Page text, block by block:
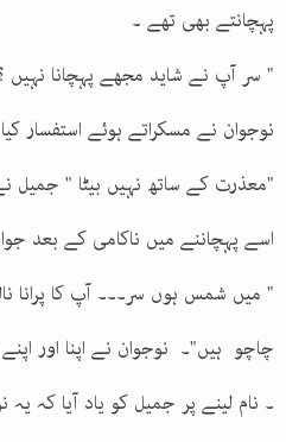
پہچانتے بھی تھے ۔
" سر آپ نے شاید مجھے پہچانا نہیں
نوجوان نے مسکراتے ہوئے استفسار
"معذرت کے ساتھ نہیں بیٹا " جمیل
اسے پہچاننے میں ناکامی کے بعد
" میں شمس ہوں سر۔۔۔ آپ کا پرانا
چاچو ہیں"۔ نوجوان نے اپنا اور
۔ نام لینے پر جمیل کو یاد آیا کہ